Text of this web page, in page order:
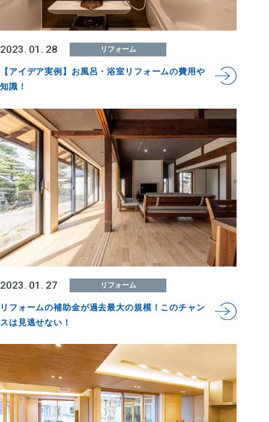
2023. 01. 28 リフォーム
【アイデア実例】お風呂・浴室リフォームの費用や
知識！
2023. 01. 27 リフォーム
リフォームの補助金が過去最大の規模！このチャン
スは見逃せない！